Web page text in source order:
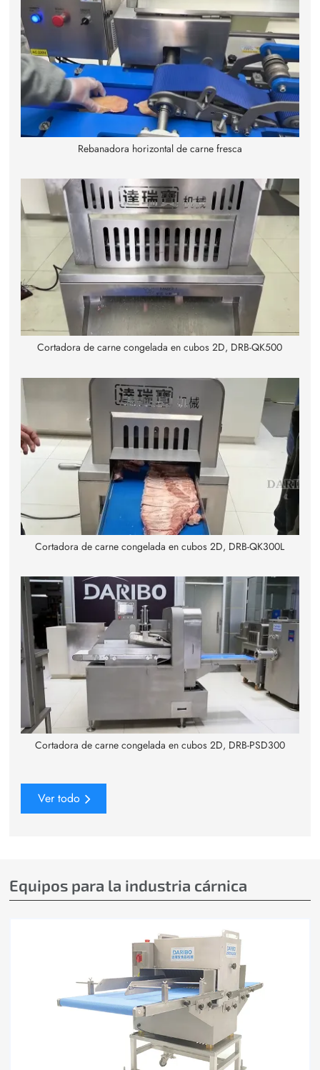
Rebanadora horizontal de carne fresca
Cortadora de carne congelada en cubos 2D, DRB-QK500
Cortadora de carne congelada en cubos 2D, DRB-QK300L
Cortadora de carne congelada en cubos 2D, DRB-PSD300
Ver todo
Equipos para la industria cárnica